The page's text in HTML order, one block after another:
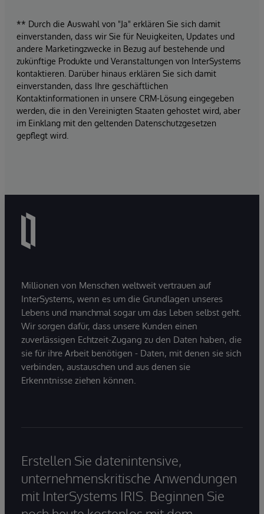
** Durch die Auswahl von "Ja" erklären Sie sich damit
einverstanden, dass wir Sie für Neuigkeiten, Updates und
andere Marketingzwecke in Bezug auf bestehende und
zukünftige Produkte und Veranstaltungen von InterSystems
kontaktieren. Darüber hinaus erklären Sie sich damit
einverstanden, dass Ihre geschäftlichen
Kontaktinformationen in unsere CRM-Lösung eingegeben
werden, die in den Vereinigten Staaten gehostet wird, aber
im Einklang mit den geltenden Datenschutzgesetzen
gepflegt wird.
Millionen von Menschen weltweit vertrauen auf
InterSystems, wenn es um die Grundlagen unseres
Lebens und manchmal sogar um das Leben selbst geht.
Wir sorgen dafür, dass unsere Kunden einen
zuverlässigen Echtzeit-Zugang zu den Daten haben, die
sie für ihre Arbeit benötigen - Daten, mit denen sie sich
verbinden, austauschen und aus denen sie
Erkenntnisse ziehen können.
Erstellen Sie datenintensive,
unternehmenskritische Anwendungen
mit InterSystems IRIS. Beginnen Sie